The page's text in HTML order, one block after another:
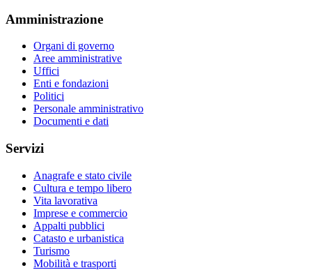
Amministrazione
Organi di governo
Aree amministrative
Uffici
Enti e fondazioni
Politici
Personale amministrativo
Documenti e dati
Servizi
Anagrafe e stato civile
Cultura e tempo libero
Vita lavorativa
Imprese e commercio
Appalti pubblici
Catasto e urbanistica
Turismo
Mobilità e trasporti